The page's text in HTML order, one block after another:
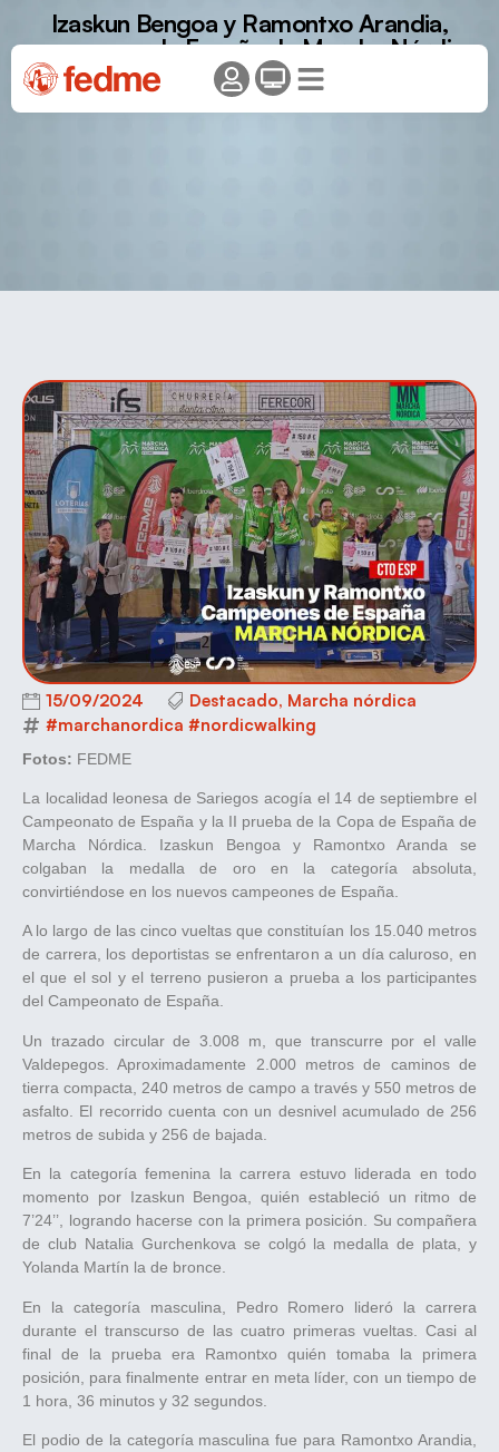
Izaskun Bengoa y Ramontxo Arandia,
campeones de España de Marcha Nórdica
15/09/2024 Destacado, Marcha nórdica
#marchanordica #nordicwalking
Fotos: FEDME
La localidad leonesa de Sariegos acogía el 14 de septiembre el
Campeonato de España y la II prueba de la Copa de España de
Marcha Nórdica. Izaskun Bengoa y Ramontxo Aranda se
colgaban la medalla de oro en la categoría absoluta,
convirtiéndose en los nuevos campeones de España.
A lo largo de las cinco vueltas que constituían los 15.040 metros
de carrera, los deportistas se enfrentaron a un día caluroso, en
el que el sol y el terreno pusieron a prueba a los participantes
del Campeonato de España.
Un trazado circular de 3.008 m, que transcurre por el valle
Valdepegos. Aproximadamente 2.000 metros de caminos de
tierra compacta, 240 metros de campo a través y 550 metros de
asfalto. El recorrido cuenta con un desnivel acumulado de 256
metros de subida y 256 de bajada.
En la categoría femenina la carrera estuvo liderada en todo
momento por Izaskun Bengoa, quién estableció un ritmo de
7’24’’, logrando hacerse con la primera posición. Su compañera
de club Natalia Gurchenkova se colgó la medalla de plata, y
Yolanda Martín la de bronce.
En la categoría masculina, Pedro Romero lideró la carrera
durante el transcurso de las cuatro primeras vueltas. Casi al
final de la prueba era Ramontxo quién tomaba la primera
posición, para finalmente entrar en meta líder, con un tiempo de
1 hora, 36 minutos y 32 segundos.
El podio de la categoría masculina fue para Ramontxo Arandia,